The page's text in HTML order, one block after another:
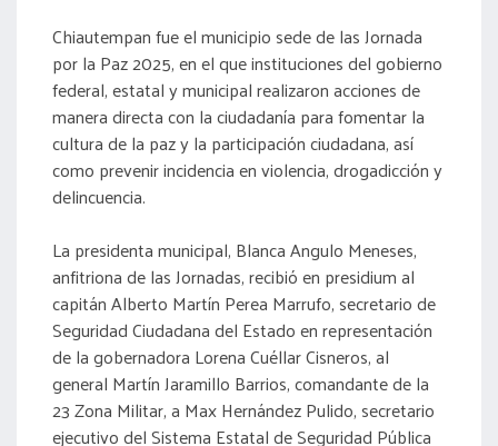
Chiautempan fue el municipio sede de las Jornada
por la Paz 2025, en el que instituciones del gobierno
federal, estatal y municipal realizaron acciones de
manera directa con la ciudadanía para fomentar la
cultura de la paz y la participación ciudadana, así
como prevenir incidencia en violencia, drogadicción y
delincuencia.
La presidenta municipal, Blanca Angulo Meneses,
anfitriona de las Jornadas, recibió en presidium al
capitán Alberto Martín Perea Marrufo, secretario de
Seguridad Ciudadana del Estado en representación
de la gobernadora Lorena Cuéllar Cisneros, al
general Martín Jaramillo Barrios, comandante de la
23 Zona Militar, a Max Hernández Pulido, secretario
ejecutivo del Sistema Estatal de Seguridad Pública